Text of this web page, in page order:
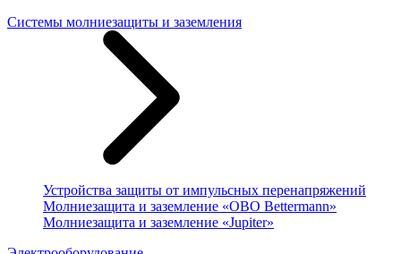
Системы молниезащиты и заземления
Устройства защиты от импульсных перенапряжений
Молниезащита и заземление «OBO Bettermann»
Молниезащита и заземление «Jupiter»